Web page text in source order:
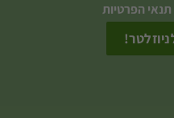
תנאי הפרטיות